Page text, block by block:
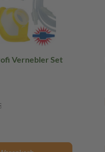
Vernebler Set